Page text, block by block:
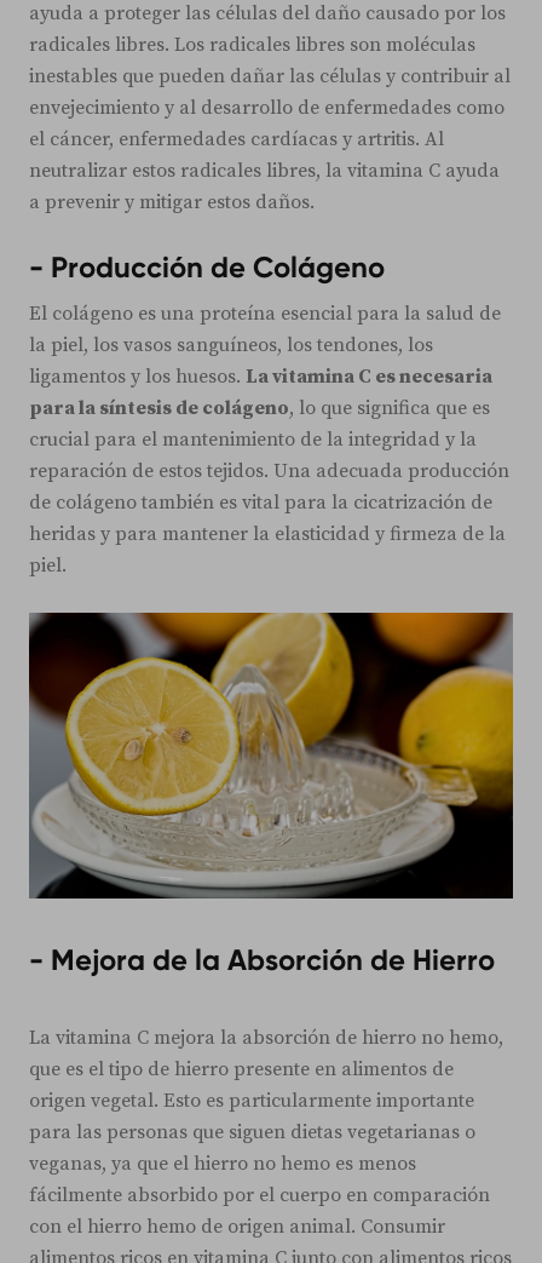
ayuda a proteger las células del daño causado por los
radicales libres. Los radicales libres son moléculas
inestables que pueden dañar las células y contribuir al
envejecimiento y al desarrollo de enfermedades como
el cáncer, enfermedades cardíacas y artritis. Al
neutralizar estos radicales libres, la vitamina C ayuda
a prevenir y mitigar estos daños.
- Producción de Colágeno
El colágeno es una proteína esencial para la salud de
la piel, los vasos sanguíneos, los tendones, los
ligamentos y los huesos. La vitamina C es necesaria
para la síntesis de colágeno, lo que significa que es
crucial para el mantenimiento de la integridad y la
reparación de estos tejidos. Una adecuada producción
de colágeno también es vital para la cicatrización de
heridas y para mantener la elasticidad y firmeza de la
piel.
- Mejora de la Absorción de Hierro
La vitamina C mejora la absorción de hierro no hemo,
que es el tipo de hierro presente en alimentos de
origen vegetal. Esto es particularmente importante
para las personas que siguen dietas vegetarianas o
veganas, ya que el hierro no hemo es menos
fácilmente absorbido por el cuerpo en comparación
con el hierro hemo de origen animal. Consumir
alimentos ricos en vitamina C junto con alimentos ricos